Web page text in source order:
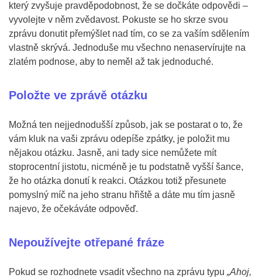
který zvyšuje pravděpodobnost, že se dočkáte odpovědi –
vyvolejte v něm zvědavost. Pokuste se ho skrze svou
zprávu donutit přemýšlet nad tím, co se za vaším sdělením
vlastně skrývá. Jednoduše mu všechno nenaservírujte na
zlatém podnose, aby to neměl až tak jednoduché.
Položte ve zprávě otázku
Možná ten nejjednodušší způsob, jak se postarat o to, že
vám kluk na vaši zprávu odepíše zpátky, je položit mu
nějakou otázku. Jasně, ani tady sice nemůžete mít
stoprocentní jistotu, nicméně je tu podstatně vyšší šance,
že ho otázka donutí k reakci. Otázkou totiž přesunete
pomyslný míč na jeho stranu hřiště a dáte mu tím jasně
najevo, že očekáváte odpověď.
Nepoužívejte otřepané fráze
Pokud se rozhodnete vsadit všechno na zprávu typu „Ahoj,